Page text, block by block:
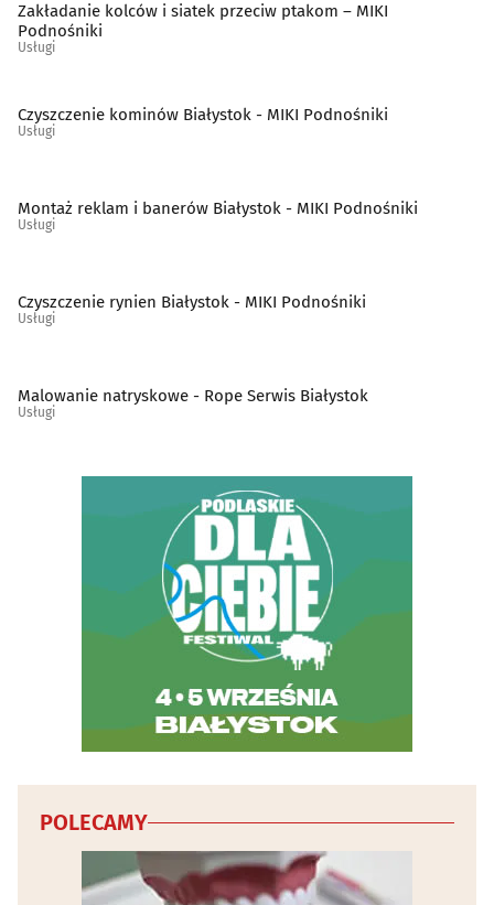
Tapicerzy
Telefony - naprawa(9)
Telewizja kablowa, cyfrowa, naziemna
Wideofilmowanie(20)
Wyposażenie gastronomii i hoteli(4)
Wypożyczalnie narzędzi i elektronarzędzi (5)
Wywóz nieczystości i śmieci(9)
Zabytki - konserwacja(3)
Zwierzęta - szkolenie (4)
Zakładanie kolców i siatek przeciw ptakom – MIKI
Podnośniki
Usługi
Czyszczenie kominów Białystok - MIKI Podnośniki
Usługi
Montaż reklam i banerów Białystok - MIKI Podnośniki
Usługi
Czyszczenie rynien Białystok - MIKI Podnośniki
Usługi
Malowanie natryskowe - Rope Serwis Białystok
Usługi
POLECAMY